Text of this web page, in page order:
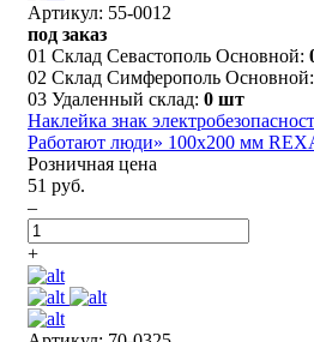
Артикул: 55-0012
под заказ
01 Склад Севастополь Основной:
02 Склад Симферополь Основной:
03 Удаленный склад: 0 шт
Наклейка знак
Работают люди» 100х200 мм
Розничная цена
51 руб.
–
+